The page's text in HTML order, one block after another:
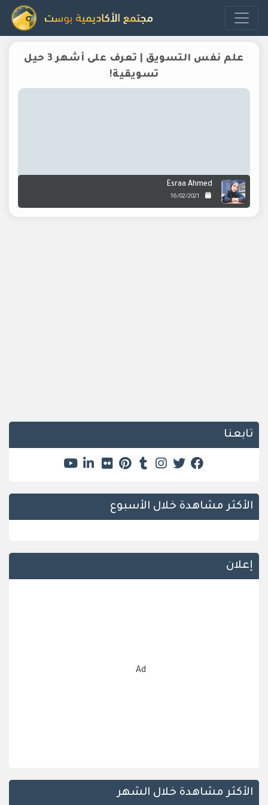
علم نفس التسويق | تعرف على أشهر 3 حيل
تسويقية!
Esraa Ahmed
16/02/2021
تابعنا
الأكثر مشاهدة خلال الأسبوع
إعلان
Ad
الأكثر مشاهدة خلال الشهر